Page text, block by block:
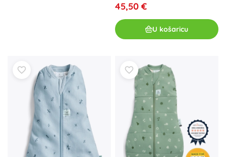
45,50 €
U košaricu